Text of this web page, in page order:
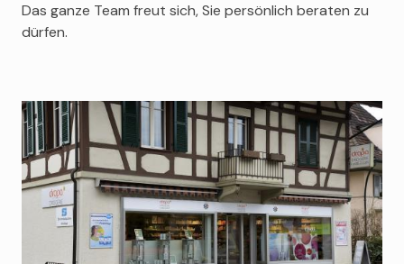
Das ganze Team freut sich, Sie persönlich beraten zu
dürfen.